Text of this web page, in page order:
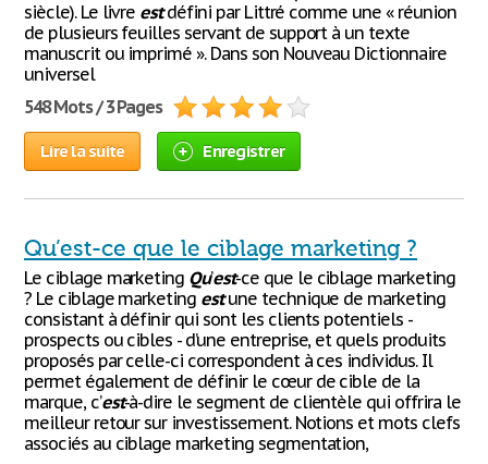
siècle). Le livre estdéfini par Littré comme une « réunion
de plusieurs feuilles servant de support à un texte
manuscrit ou imprimé ». Dans son Nouveau Dictionnaire
universel
548 Mots / 3 Pages
Lire la suite Enregistrer
Qu’est-ce que le ciblage marketing ?
Le ciblage marketing Qu’est-ce que le ciblage marketing
? Le ciblage marketing estune technique de marketing
consistant à définir qui sont les clients potentiels -
prospects ou cibles - d’une entreprise, et quels produits
proposés par celle-ci correspondent à ces individus. Il
permet également de définir le cœur de cible de la
marque, c’est-à-dire le segment de clientèle qui offrira le
meilleur retour sur investissement. Notions et mots clefs
associés au ciblage marketing segmentation,